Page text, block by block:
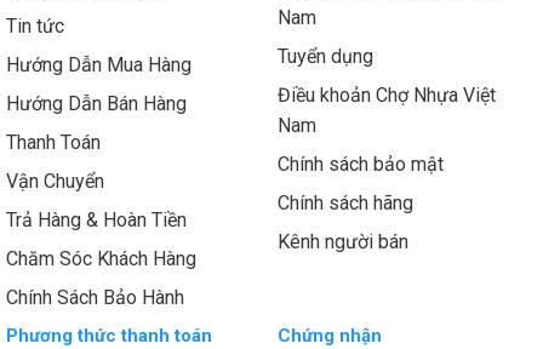
Tin tức
Hướng Dẫn Mua Hàng
Hướng Dẫn Bán Hàng
Thanh Toán
Vận Chuyển
Trả Hàng & Hoàn Tiền
Chăm Sóc Khách Hàng
Chính Sách Bảo Hành
Nam
Tuyển dụng
Điều khoản Chợ Nhựa Việt
Nam
Chính sách bảo mật
Chính sách hãng
Kênh người bán
Phương thức thanh toán Chứng nhận